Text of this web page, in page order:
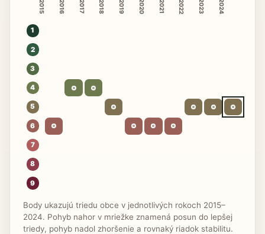
2015 2016 2017 2018 2019 2020 2021 2022 2023 2024
1
2
3
4
5
6
7
8
9
Body ukazujú triedu obce v jednotlivých rokoch 2015–
2024. Pohyb nahor v mriežke znamená posun do lepšej
triedy, pohyb nadol zhoršenie a rovnaký riadok stabilitu.